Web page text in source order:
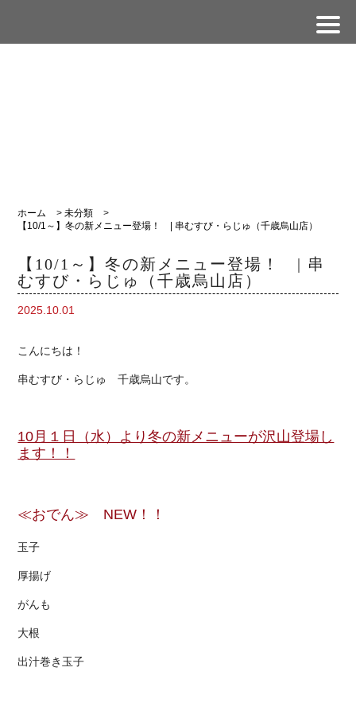
ホーム >未分類
>
【10/1～】冬の新メニュー登場！ | 串むすび・らじゅ（千歳烏山店）
【10/1～】冬の新メニュー登場！ | 串
むすび・らじゅ（千歳烏山店）
2025.10.01
こんにちは！
串むすび・らじゅ 千歳烏山です。
10月１日（水）より冬の新メニューが沢山登場し
ます！！
≪おでん≫ NEW！！
玉子
厚揚げ
がんも
大根
出汁巻き玉子